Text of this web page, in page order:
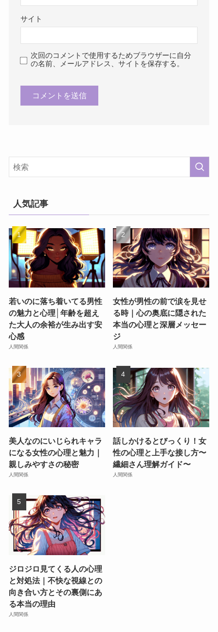
サイト
次回のコメントで使用するためブラウザーに自分
の名前、メールアドレス、サイトを保存する。
人気記事
若いのに落ち着いてる男性
の魅力と心理│年齢を超え
た大人の余裕が生み出す安
心感
人間関係
女性が男性の前で涙を見せ
る時｜心の奥底に隠された
本当の心理と深層メッセー
ジ
人間関係
美人なのにいじられキャラ
になる女性の心理と魅力｜
親しみやすさの秘密
人間関係
話しかけるとびっくり！女
性の心理と上手な接し方〜
繊細さん理解ガイド〜
人間関係
ジロジロ見てくる人の心理
と対処法｜不快な視線との
向き合い方とその裏側にあ
る本当の理由
人間関係